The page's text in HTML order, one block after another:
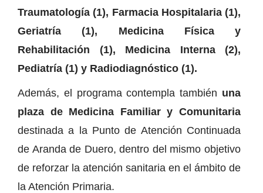
Traumatología (1), Farmacia Hospitalaria (1),
Geriatría (1), Medicina Física y
Rehabilitación (1), Medicina Interna (2),
Pediatría (1) y Radiodiagnóstico (1).
Además, el programa contempla también una
plaza de Medicina Familiar y Comunitaria
destinada a la Punto de Atención Continuada
de Aranda de Duero, dentro del mismo objetivo
de reforzar la atención sanitaria en el ámbito de
la Atención Primaria.